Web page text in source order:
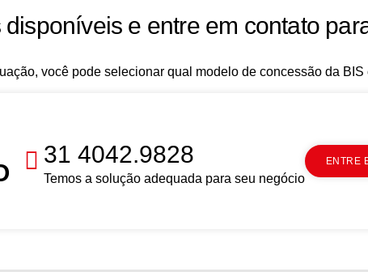
e entre em contato
você pode selecionar qual modelo de concessão da
31 4042.9828
Temos a solução adequada para seu negócio
ENTRE